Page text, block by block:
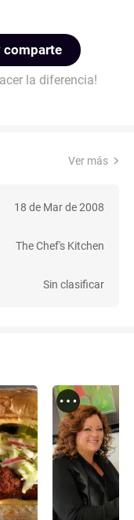
comparte
la diferencia!
Ver más
18 de Mar de 2008
The Chef's Kitchen
Sin clasificar